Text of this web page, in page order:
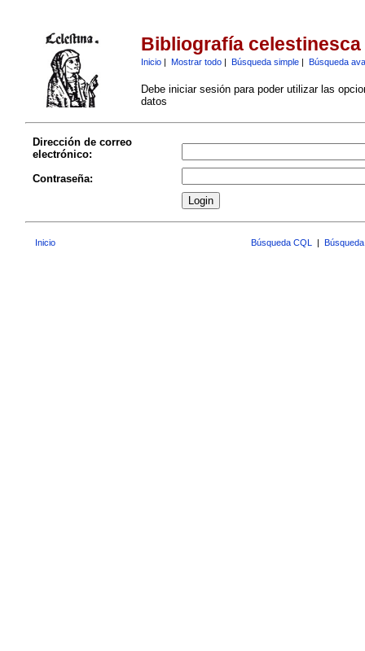
Bibliografía celestinesca
Inicio| Mostrar todo| Búsqueda simple| Búsqueda
Debe iniciar sesión para poder utilizar las
datos
Dirección de correo
electrónico:
Contraseña:
Inicio Búsqueda CQL |